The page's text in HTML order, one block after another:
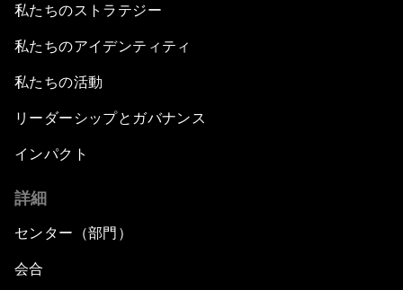
私たちのストラテジー
私たちのアイデンティティ
私たちの活動
リーダーシップとガバナンス
インパクト
詳細
センター（部門）
会合